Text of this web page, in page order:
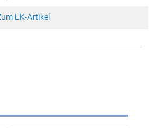
LK-Artikel